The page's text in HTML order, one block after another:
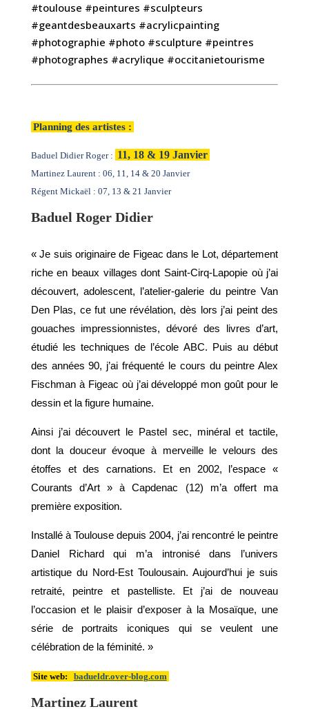
#toulouse #peintures #sculpteurs
#geantdesbeauxarts #acrylicpainting
#photographie #photo #sculpture #peintres
#photographes #acrylique #occitanietourisme
Planning des artistes :
Baduel Didier Roger : 11, 18 & 19 Janvier
Martinez Laurent : 06, 11, 14 & 20 Janvier
Régent Mickaël : 07, 13 & 21 Janvier
Baduel Roger Didier
« Je suis originaire de Figeac dans le Lot, département
riche en beaux villages dont Saint-Cirq-Lapopie où j’ai
découvert, adolescent, l’atelier-galerie du peintre Van
Den Plas, ce fut une révélation, dès lors j’ai peint des
gouaches impressionnistes, dévoré des livres d’art,
étudié les techniques de l’école ABC. Puis au début
des années 90, j’ai fréquenté le cours du peintre Alex
Fischman à Figeac où j’ai développé mon goût pour le
dessin et la figure humaine.
Ainsi j’ai découvert le Pastel sec, minéral et tactile,
dont la douceur évoque à merveille le velours des
étoffes et des carnations. Et en 2002, l’espace «
Courants d’Art » à Capdenac (12) m’a offert ma
première exposition.
Installé à Toulouse depuis 2004, j’ai rencontré le peintre
Daniel Richard qui m’a intronisé dans l’univers
artistique du Nord-Est Toulousain. Aujourd’hui je suis
retraité, peintre et pastelliste. Et j’ai de nouveau
l’occasion et le plaisir d’exposer à la Mosaïque, une
série de portraits iconiques qui se veulent une
célébration de la féminité. »
Site web: badueldr.over-blog.com
Martinez Laurent